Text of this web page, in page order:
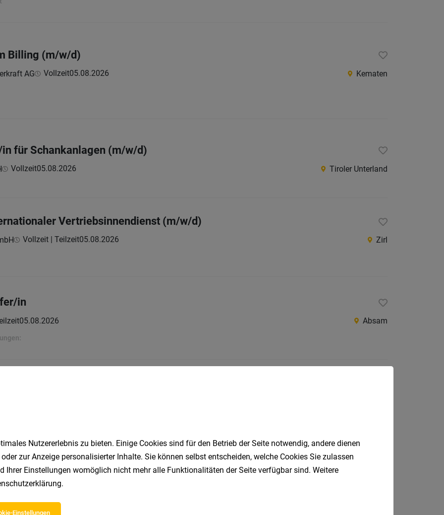
Billing (m/w/d)
AG Vollzeit05.08.2026 Kematen
für Schankanlagen (m/w/d)
Vollzeit05.08.2026 Tiroler Unterland
Vertriebsinnendienst (m/w/d)
Vollzeit | Teilzeit05.08.2026 Zirl
in
05.08.2026 Absam
Front-Office (w/m/d) - Gastgeber:in an der Rezeption
GmbH Vollzeit | Teilzeit
Nutzererlebnis zu bieten. Einige Cookies sind für den Betrieb der Seite notwendig, andere dienen
zur Anzeige personalisierter Inhalte. Sie können selbst entscheiden, welche Cookies Sie zulassen
Ihrer Einstellungen womöglich nicht mehr alle Funktionalitäten der Seite verfügbar sind. Weitere
.
Einstellungen